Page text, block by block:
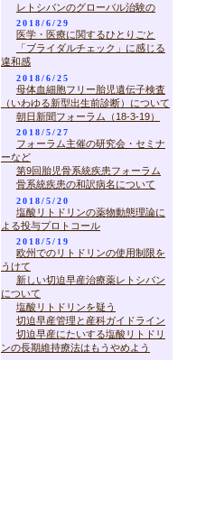
レトシバンのグローバル治験の
2018/6/29
医学・医療に関するひとりごと
「ブライダルチェック」に感じる
違和感
2018/6/25
母体血細胞フリー胎児遺伝子検査
（いわゆる新型出生前診断）について
朝日新聞フォーラム（18-3-19）
2018/5/27
フォーラム主催の研究会・セミナ
ーなど
第9回胎児骨系統疾患フォーラム
骨系統疾患の和訳病名について
2018/5/20
塩酸リトドリンの薬物動態理論に
よる投与プロトコール
2018/5/19
欧州でのリトドリンの使用制限を
うけて
新しい切迫早産治療薬レトシバン
について
塩酸リトドリンを疑う
切迫早産管理と産科ガイドライン
切迫早産にたいする塩酸リトドリ
ンの長期維持療法はもうやめよう